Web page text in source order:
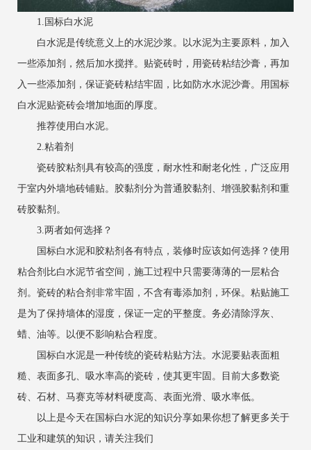
1.国标白水泥
白水泥是传统意义上的水泥沙浆。以水泥为主要原料，加入
一些添加剂，然后加水搅拌。贴瓷砖时，用瓷砖粘结沙膏，再加
入一些添加剂，保证瓷砖粘结牢固，比如防水水泥沙膏。用国标
白水泥贴瓷砖会增加地面的厚度。
推荐使用白水泥。
2.粘着剂
瓷砖胶粘剂具有较高的强度，耐水性和耐老化性，广泛应用
于室内外墙地砖铺贴。胶黏剂分为普通胶黏剂、增强胶黏剂和重
砖胶黏剂。
3.两者如何选择？
国标白水泥和胶粘剂各有特点，装修时应该如何选择？使用
粘合剂比白水泥节省空间，施工过程中只需要薄薄的一层粘合
剂。瓷砖的粘合剂非常牢固，不含有毒添加剂，环保。粘贴施工
是为了保持墙体的湿度，保证一定的平整度。务必清除浮灰、
蜡、油等。以便不影响粘合程度。
国标白水泥是一种传统的瓷砖粘贴方法。水泥要贴表面粗
糙、表面多孔、吸水率高的瓷砖，使其更牢固。目前大多数瓷
砖、石材、马赛克等材料硬度高、表面光滑、吸水率低。
以上是今天在国标白水泥的知识分享如果你想了解更多关于
工业和建筑的知识，请关注我们